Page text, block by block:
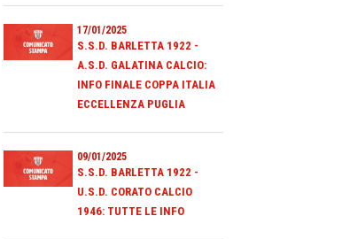
17/01/2025
S.S.D. BARLETTA 1922 -
A.S.D. GALATINA CALCIO:
INFO FINALE COPPA ITALIA
ECCELLENZA PUGLIA
09/01/2025
S.S.D. BARLETTA 1922 -
U.S.D. CORATO CALCIO
1946: TUTTE LE INFO